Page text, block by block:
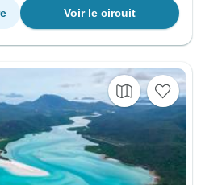
Voir le circuit